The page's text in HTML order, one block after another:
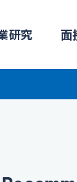
研究 面